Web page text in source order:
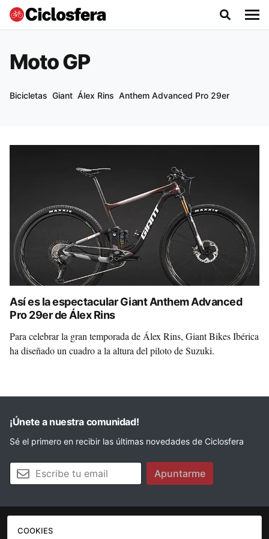
Moto GP
Bicicletas Giant Álex Rins Anthem Advanced Pro 29er
Así es la espectacular Giant Anthem Advanced
Pro 29er de Álex Rins
Para celebrar la gran temporada de Álex Rins, Giant Bikes Ibérica
ha diseñado un cuadro a la altura del piloto de Suzuki.
¡Únete a nuestra comunidad!
Sé el primero en recibir las últimas novedades de Ciclosfera
Tu email Apuntarme
La revista
COOKIES